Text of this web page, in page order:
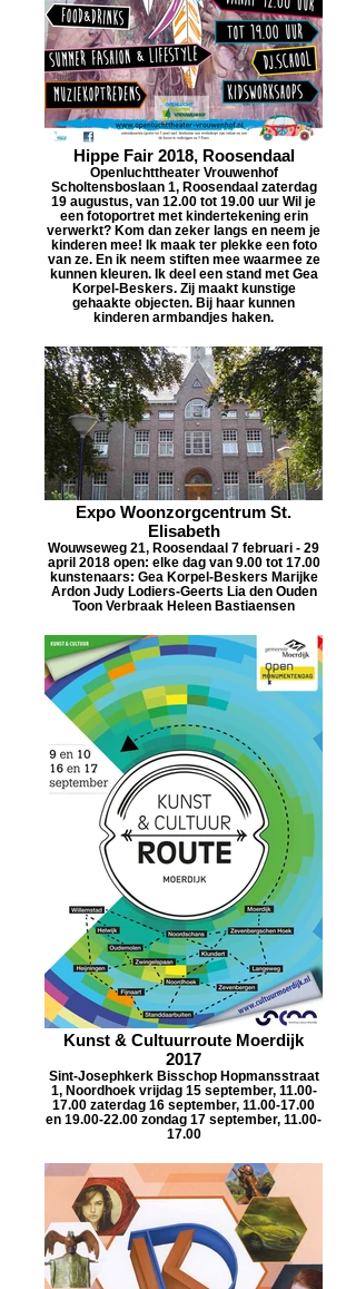
Hippe Fair 2018, Roosendaal
Openluchttheater Vrouwenhof
Scholtensboslaan 1, Roosendaal zaterdag
19 augustus, van 12.00 tot 19.00 uur Wil je
een fotoportret met kindertekening erin
verwerkt? Kom dan zeker langs en neem je
kinderen mee! Ik maak ter plekke een foto
van ze. En ik neem stiften mee waarmee ze
kunnen kleuren. Ik deel een stand met Gea
Korpel-Beskers. Zij maakt kunstige
gehaakte objecten. Bij haar kunnen
kinderen armbandjes haken.
Expo Woonzorgcentrum St.
Elisabeth
Wouwseweg 21, Roosendaal 7 februari - 29
april 2018 open: elke dag van 9.00 tot 17.00
kunstenaars: Gea Korpel-Beskers Marijke
Ardon Judy Lodiers-Geerts Lia den Ouden
Toon Verbraak Heleen Bastiaensen
Kunst & Cultuurroute Moerdijk
2017
Sint-Josephkerk Bisschop Hopmansstraat
1, Noordhoek vrijdag 15 september, 11.00-
17.00 zaterdag 16 september, 11.00-17.00
en 19.00-22.00 zondag 17 september, 11.00-
17.00